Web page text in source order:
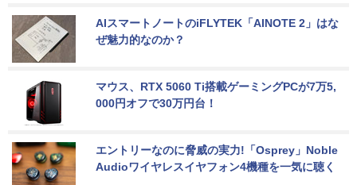
AIスマートノートのiFLYTEK「AINOTE 2」はな
ぜ魅力的なのか？
マウス、RTX 5060 Ti搭載ゲーミングPCが7万5,
000円オフで30万円台！
エントリーなのに脅威の実力!「Osprey」Noble
Audioワイヤレスイヤフォン4機種を一気に聴く